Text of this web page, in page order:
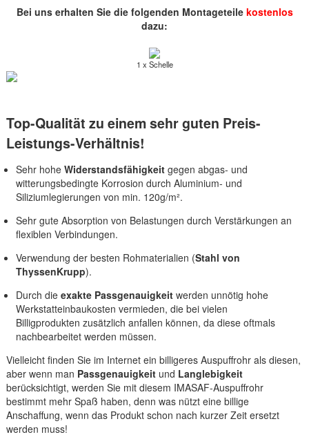
Bei uns erhalten Sie die folgenden Montageteile kostenlos
dazu:
1 x Schelle
Top-Qualität zu einem sehr guten Preis-
Leistungs-Verhältnis!
Sehr hohe Widerstandsfähigkeit gegen abgas- und
witterungsbedingte Korrosion durch Aluminium- und
Siliziumlegierungen von min. 120g/m².
Sehr gute Absorption von Belastungen durch Verstärkungen an
flexiblen Verbindungen.
Verwendung der besten Rohmaterialien (Stahl von
ThyssenKrupp).
Durch dieexakte Passgenauigkeitwerden unnötig hohe
Werkstatteinbaukosten vermieden, die bei vielen
Billigprodukten zusätzlich anfallen können, da diese oftmals
nachbearbeitet werden müssen.
Vielleicht finden Sie im Internet ein billigeres Auspuffrohr als diesen,
aber wenn man Passgenauigkeit und Langlebigkeit
berücksichtigt, werden Sie mit diesem IMASAF-Auspuffrohr
bestimmt mehr Spaß haben, denn was nützt eine billige
Anschaffung, wenn das Produkt schon nach kurzer Zeit ersetzt
werden muss!